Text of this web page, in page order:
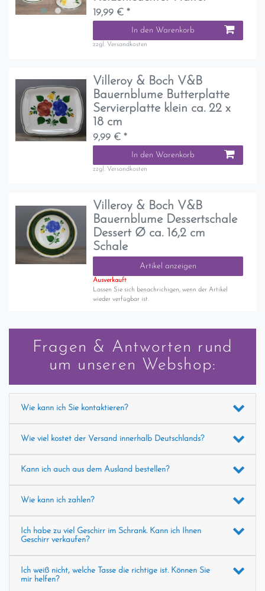
19,99 € *
In den Warenkorb
zzgl. Versandkosten
Villeroy & Boch V&B
Bauernblume Butterplatte
Servierplatte klein ca. 22 x
18 cm
9,99 € *
In den Warenkorb
zzgl. Versandkosten
Villeroy & Boch V&B
Bauernblume Dessertschale
Dessert Ø ca. 16,2 cm
Schale
Artikel anzeigen
Ausverkauft
Lassen Sie sich benachrichigen, wenn der Artikel
wieder verfügbar ist.
Fragen & Antworten rund
um unseren Webshop:
Wie kann ich Sie kontaktieren?
Wie viel kostet der Versand innerhalb Deutschlands?
Kann ich auch aus dem Ausland bestellen?
Wie kann ich zahlen?
Ich habe zu viel Geschirr im Schrank. Kann ich Ihnen
Geschirr verkaufen?
Ich weiß nicht, welche Tasse die richtige ist. Können Sie
mir helfen?